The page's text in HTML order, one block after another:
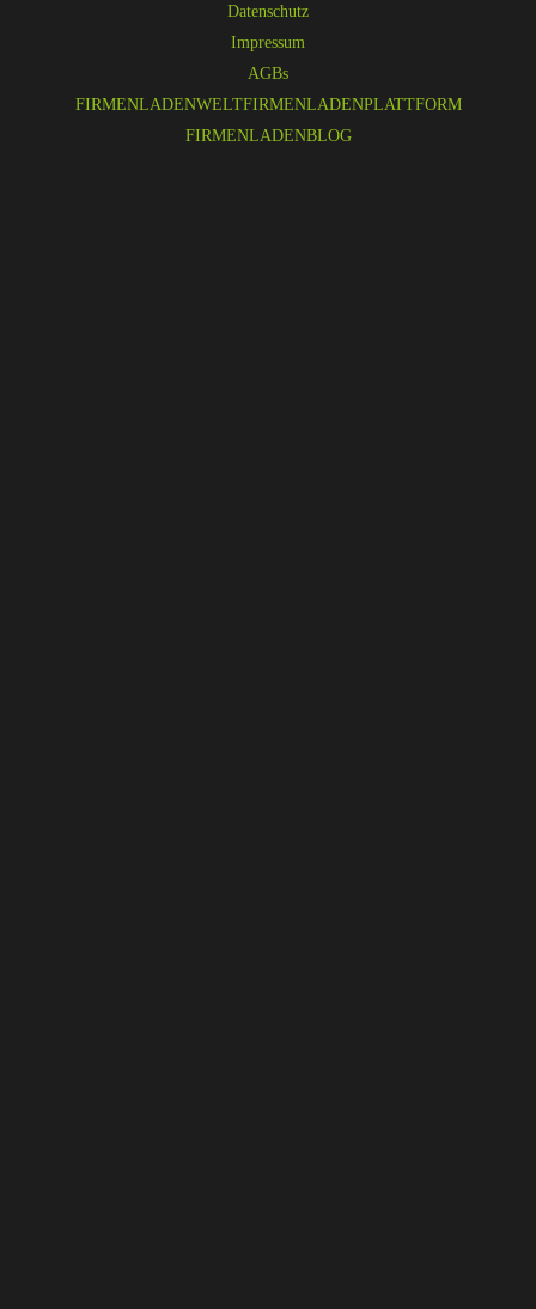
Datenschutz
Impressum
AGBs
FIRMENLADENWELTFIRMENLADENPLATTFORM
FIRMENLADENBLOG